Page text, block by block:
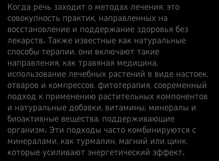
Когда речь заходит о методах лечения, это
совокупность практик, направленных на
восстановление и поддержание здоровья без
лекарств. Также известные как натуральные
способы терапии, они включают такие
направления, кактравяная медицина,
использование лечебных растений в виде настоек,
отваров и компрессов, фитотерапия, современный
подход к применению растительных компонентов
и натуральные добавки, витамины, минералы и
биоактивные вещества, поддерживающие
организм. Эти подходы часто комбинируются с
минералами, как турмалин, магний или цинк,
которые усиливают энергетический эффект.